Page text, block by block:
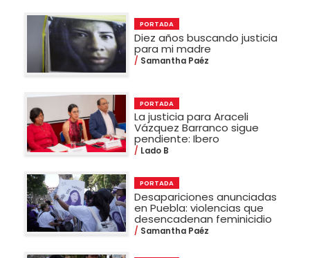
PORTADA
Diez años buscando justicia
para mi madre
Samantha Paéz
PORTADA
La justicia para Araceli
Vázquez Barranco sigue
pendiente: Ibero
Lado B
PORTADA
Desapariciones anunciadas
en Puebla: violencias que
desencadenan feminicidio
Samantha Paéz